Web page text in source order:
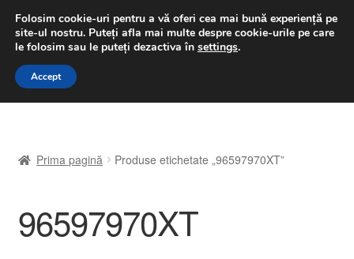
LIVRARE de la 33 lei
luni-vineri 9 a.m. - 4 p.m.031 229 6816
Sari
Sari
A lua legatura
Contul meu
Prima pagină Produse etichetate „96597970XT”
96597970XT
Folosim cookie-uri pentru a vă oferi cea mai bună experiență pe
site-ul nostru. Puteți afla mai multe despre cookie-urile pe care
le folosim sau le puteți dezactiva în settings.
Accept